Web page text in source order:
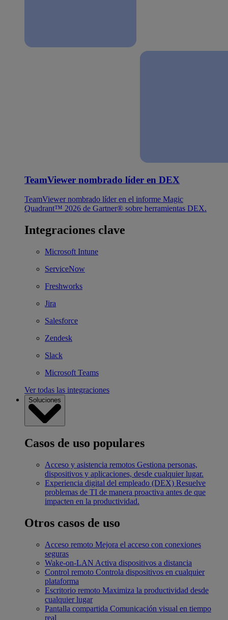
TeamViewer nombrado líder en DEX
TeamViewer nombrado líder en el informe Magic
Quadrant™ 2026 de Gartner® sobre herramientas DEX.
Integraciones clave
Microsoft Intune
ServiceNow
Freshworks
Jira
Salesforce
Zendesk
Slack
Microsoft Teams
Ver todas las integraciones
Soluciones
Casos de uso populares
Acceso y asistencia remotos Gestiona personas,
dispositivos y aplicaciones, desde cualquier lugar.
Experiencia digital del empleado (DEX) Resuelve
problemas de TI de manera proactiva antes de que
impacten en la productividad.
Otros casos de uso
Acceso remoto Mejora el acceso con conexiones
seguras
Wake-on-LAN Activa dispositivos a distancia
Control remoto Controla dispositivos en cualquier
plataforma
Escritorio remoto Maximiza la productividad desde
cualquier lugar
Pantalla compartida Comunicación visual en tiempo
real